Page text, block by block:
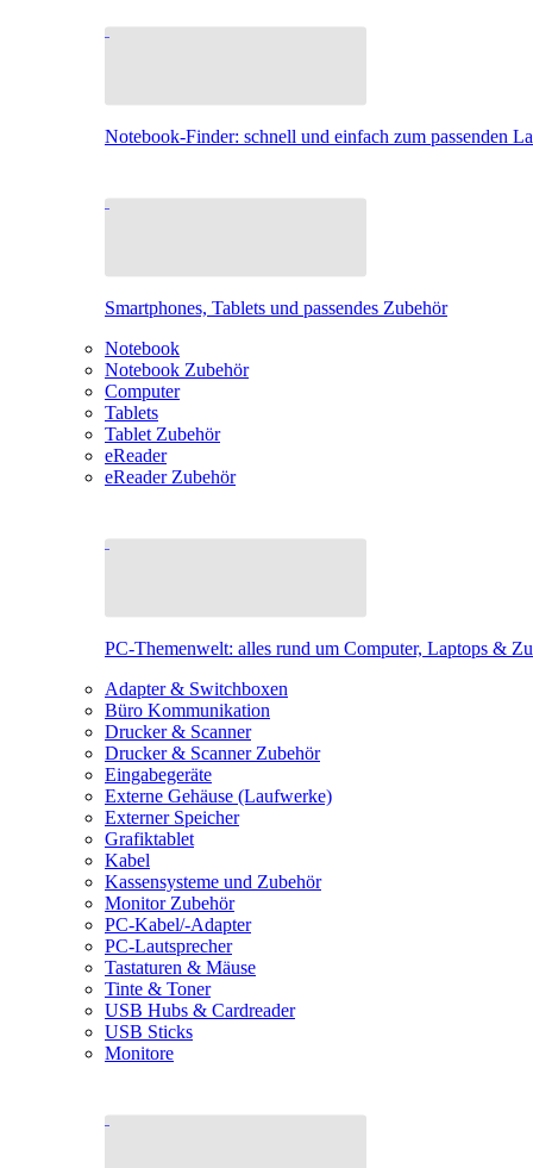
Notebook-Finder: schnell und einfach zum passenden
Smartphones, Tablets und passendes Zubehör
Notebook
Notebook Zubehör
Computer
Tablets
Tablet Zubehör
eReader
eReader Zubehör
PC-Themenwelt: alles rund um Computer, Laptops &
Adapter & Switchboxen
Büro Kommunikation
Drucker & Scanner
Drucker & Scanner Zubehör
Eingabegeräte
Externe Gehäuse (Laufwerke)
Externer Speicher
Grafiktablet
Kabel
Kassensysteme und Zubehör
Monitor Zubehör
PC-Kabel/-Adapter
PC-Lautsprecher
Tastaturen & Mäuse
Tinte & Toner
USB Hubs & Cardreader
USB Sticks
Monitore